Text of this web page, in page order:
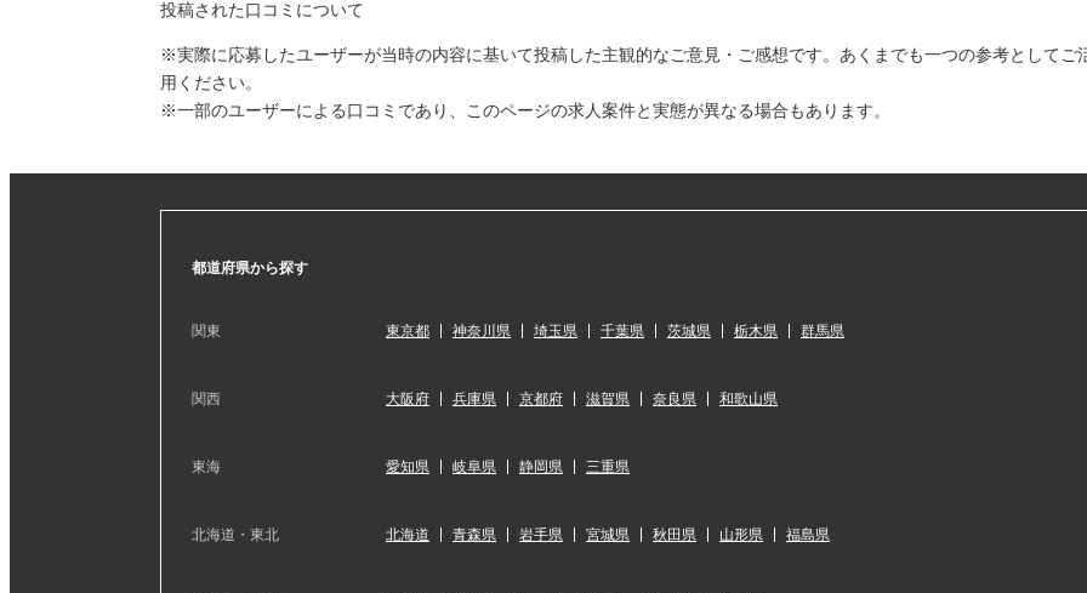
投稿された口コミについて
※実際に応募したユーザーが当時の内容に基いて投稿した主観的なご意見・ご感想です。あくまでも一つの参考としてご
用ください。
※一部のユーザーによる口コミであり、このページの求人案件と実態が異なる場合もあります。
都道府県から探す
関東 東京都 神奈川県 埼玉県 千葉県 茨城県 栃木県 群馬県
関西 大阪府 兵庫県 京都府 滋賀県 奈良県 和歌山県
東海 愛知県 岐阜県 静岡県 三重県
北海道・東北 北海道 青森県 岩手県 宮城県 秋田県 山形県 福島県